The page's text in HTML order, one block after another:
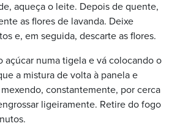
aqueça o leite. Depois de quente,
as flores de lavanda. Deixe
e, em seguida, descarte as flores.
açúcar numa tigela e vá colocando o
a mistura de volta à panela e
constantemente, por cerca
ligeiramente. Retire do fogo